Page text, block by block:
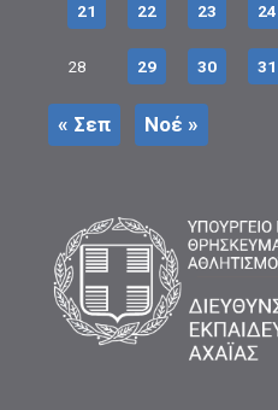
21 22 23 24
28 29 30 31
« Σεπ Νοέ »